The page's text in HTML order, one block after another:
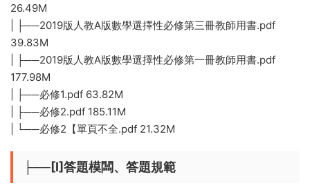
26.49M
| ├──2019版人教A版數學選擇性必修第三冊教師用書.pdf
39.83M
| ├──2019版人教A版數學選擇性必修第一冊教師用書.pdf
177.98M
| ├──必修1.pdf 63.82M
| ├──必修2.pdf 185.11M
| └──必修2【單頁不全.pdf 21.32M
├──[I]答題模闆、答題規範